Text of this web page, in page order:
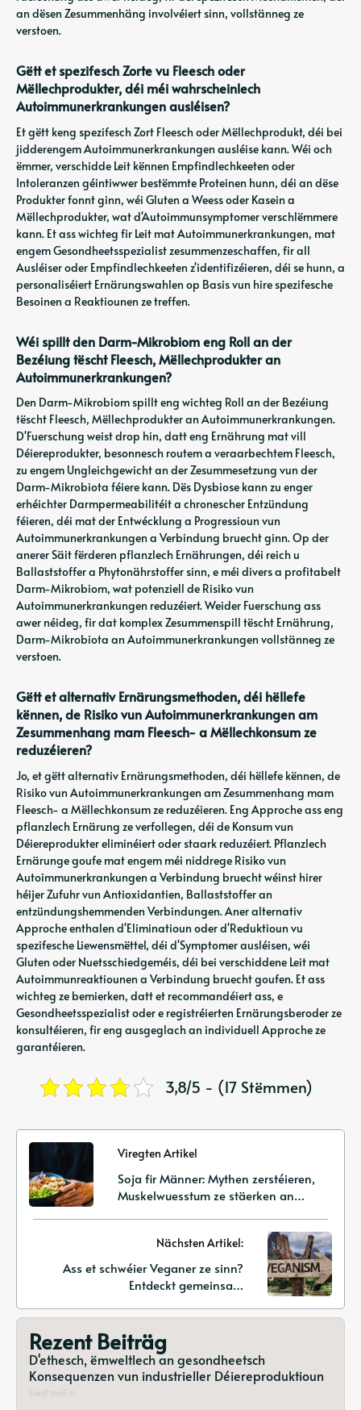
an dësen Zesummenhäng involvéiert sinn, vollstänneg ze
verstoen.
Gëtt et spezifesch Zorte vu Fleesch oder
Mëllechprodukter, déi méi wahrscheinlech
Autoimmunerkrankungen ausléisen?
Et gëtt keng spezifesch Zort Fleesch oder Mëllechprodukt, déi bei
jidderengem Autoimmunerkrankungen ausléise kann. Wéi och
ëmmer, verschidde Leit kënnen Empfindlechkeeten oder
Intoleranzen géintiwwer bestëmmte Proteinen hunn, déi an dëse
Produkter fonnt ginn, wéi Gluten a Weess oder Kasein a
Mëllechprodukter, wat d'Autoimmunsymptomer verschlëmmere
kann. Et ass wichteg fir Leit mat Autoimmunerkrankungen, mat
engem Gesondheetsspezialist zesummenzeschaffen, fir all
Ausléiser oder Empfindlechkeeten z'identifizéieren, déi se hunn, a
personaliséiert Ernärungswahlen op Basis vun hire spezifesche
Besoinen a Reaktiounen ze treffen.
Wéi spillt den Darm-Mikrobiom eng Roll an der
Bezéiung tëscht Fleesch, Mëllechprodukter an
Autoimmunerkrankungen?
Den Darm-Mikrobiom spillt eng wichteg Roll an der Bezéiung
tëscht Fleesch, Mëllechprodukter an Autoimmunerkrankungen.
D'Fuerschung weist drop hin, datt eng Ernährung mat vill
Déiereprodukter, besonnesch routem a veraarbechtem Fleesch,
zu engem Ungleichgewicht an der Zesummesetzung vun der
Darm-Mikrobiota féiere kann. Dës Dysbiose kann zu enger
erhéichter Darmpermeabilitéit a chronescher Entzündung
féieren, déi mat der Entwécklung a Progressioun vun
Autoimmunerkrankungen a Verbindung bruecht ginn. Op der
anerer Säit fërderen pflanzlech Ernährungen, déi reich u
Ballaststoffer a Phytonährstoffer sinn, e méi divers a profitabelt
Darm-Mikrobiom, wat potenziell de Risiko vun
Autoimmunerkrankungen reduzéiert. Weider Fuerschung ass
awer néideg, fir dat komplex Zesummenspill tëscht Ernährung,
Darm-Mikrobiota an Autoimmunerkrankungen vollstänneg ze
verstoen.
Gëtt et alternativ Ernärungsmethoden, déi hëllefe
kënnen, de Risiko vun Autoimmunerkrankungen am
Zesummenhang mam Fleesch- a Mëllechkonsum ze
reduzéieren?
Jo, et gëtt alternativ Ernärungsmethoden, déi hëllefe kënnen, de
Risiko vun Autoimmunerkrankungen am Zesummenhang mam
Fleesch- a Mëllechkonsum ze reduzéieren. Eng Approche ass eng
pflanzlech Ernärung ze verfollegen, déi de Konsum vun
Déiereprodukter eliminéiert oder staark reduzéiert. Pflanzlech
Ernärunge goufe mat engem méi niddrege Risiko vun
Autoimmunerkrankungen a Verbindung bruecht wéinst hirer
héijer Zufuhr vun Antioxidantien, Ballaststoffer an
entzündungshemmenden Verbindungen. Aner alternativ
Approche enthalen d'Eliminatioun oder d'Reduktioun vu
spezifesche Liewensmëttel, déi d'Symptomer ausléisen, wéi
Gluten oder Nuetsschiedgeméis, déi bei verschiddene Leit mat
Autoimmunreaktiounen a Verbindung bruecht goufen. Et ass
wichteg ze bemierken, datt et recommandéiert ass, e
Gesondheetsspezialist oder e registréierten Ernärungsberoder ze
konsultéieren, fir eng ausgeglach an individuell Approche ze
garantéieren.
3,8/5 - (17 Stëmmen)
Viregten Artikel
Soja fir Männer: Mythen zerstéieren,
Muskelwuesstum ze stäerken an
Nächsten Artikel:
Ass et schwéier Veganer ze sinn?
Entdeckt gemeinsam
Léisungen
Rezent Beiträg
D'ethesch, ëmweltlech an gesondheetsch
Konsequenzen vun industrieller Déiereproduktioun